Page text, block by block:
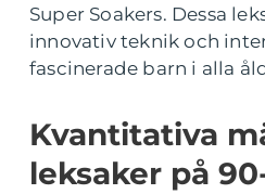
Super Soakers. Dessa
innovativ teknik och
fascinerade barn i alla
Kvantitativa
leksaker på